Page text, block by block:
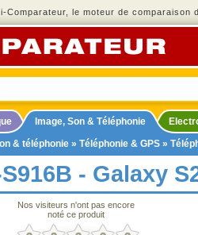
Comparateur, le moteur de comparaison
Image, Son & Téléphonie
& téléphonie » Téléphonie & GPS »
- Galaxy
Nos visiteurs n'ont pas encore
noté ce produit